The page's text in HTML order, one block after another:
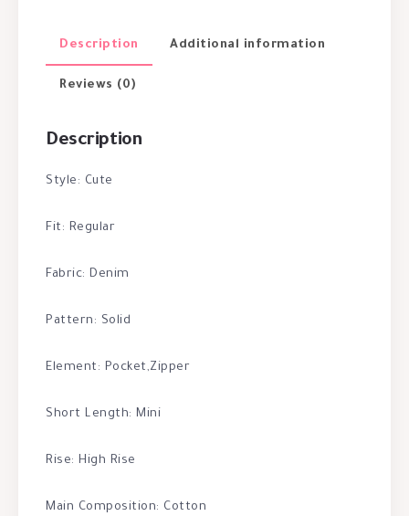
Description Additional information
Reviews (0)
Description
Style: Cute
Fit: Regular
Fabric: Denim
Pattern: Solid
Element: Pocket,Zipper
Short Length: Mini
Rise: High Rise
Main Composition: Cotton